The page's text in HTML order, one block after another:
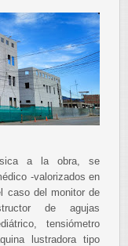
a la obra, se
-valorizados en
caso del monitor de
de agujas
tensiómetro
lustradora tipo